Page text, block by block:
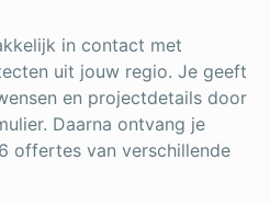
in contact met
uit jouw regio. Je geeft
en projectdetails door
Daarna ontvang je
offertes van verschillende